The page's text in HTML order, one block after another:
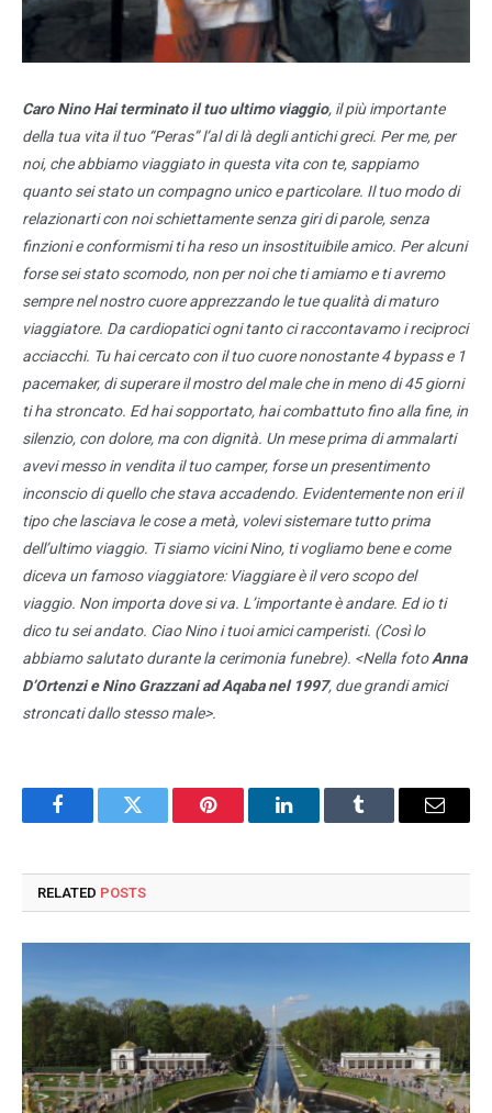
Caro Nino Hai terminato il tuo ultimo viaggio, il più importante
della tua vita il tuo “Peras” l’al di là degli antichi greci. Per me, per
noi, che abbiamo viaggiato in questa vita con te, sappiamo
quanto sei stato un compagno unico e particolare. Il tuo modo di
relazionarti con noi schiettamente senza giri di parole, senza
finzioni e conformismi ti ha reso un insostituibile amico. Per alcuni
forse sei stato scomodo, non per noi che ti amiamo e ti avremo
sempre nel nostro cuore apprezzando le tue qualità di maturo
viaggiatore. Da cardiopatici ogni tanto ci raccontavamo i reciproci
acciacchi. Tu hai cercato con il tuo cuore nonostante 4 bypass e 1
pacemaker, di superare il mostro del male che in meno di 45 giorni
ti ha stroncato. Ed hai sopportato, hai combattuto fino alla fine, in
silenzio, con dolore, ma con dignità. Un mese prima di ammalarti
avevi messo in vendita il tuo camper, forse un presentimento
inconscio di quello che stava accadendo. Evidentemente non eri il
tipo che lasciava le cose a metà, volevi sistemare tutto prima
dell’ultimo viaggio. Ti siamo vicini Nino, ti vogliamo bene e come
diceva un famoso viaggiatore: Viaggiare è il vero scopo del
viaggio. Non importa dove si va. L’importante è andare. Ed io ti
dico tu sei andato. Ciao Nino i tuoi amici camperisti. (Così lo
abbiamo salutato durante la cerimonia funebre). <Nella fotoAnna
D’Ortenzi e NinoGrazzaniad Aqaba nel 1997, due grandi amici
stroncati dallo stesso male>.
FacebookTwitter Pinterest LinkedInTumblr Email
RELATED POSTS